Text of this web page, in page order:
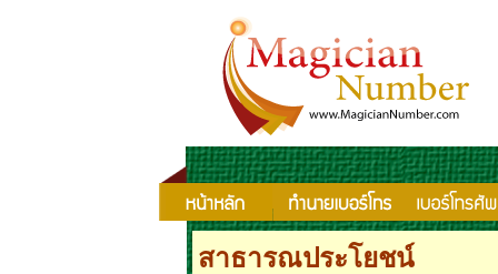
สาธารณประโยชน์